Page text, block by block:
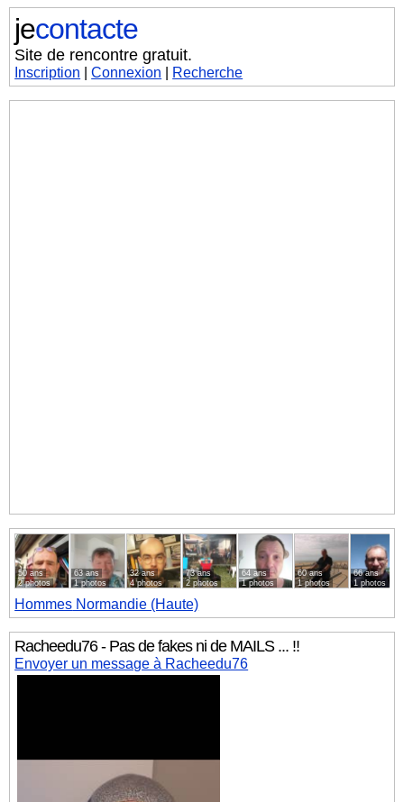
jecontacte
Site de rencontre gratuit.
Inscription |Connexion Recherche
50 ans
2 photos
63 ans
1 photos
32 ans
4 photos
73 ans
2 photos
64 ans
1 photos
60 ans
1 photos
66 ans
1 photos
Hommes Normandie (Haute)
Racheedu76 - Pas de fakes ni de MAILS ... !!
Envoyer un message à Racheedu76